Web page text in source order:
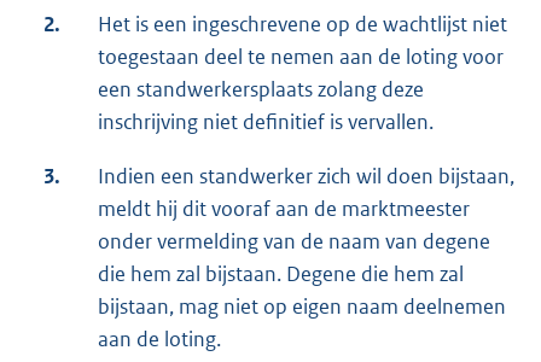
2.
Het is een ingeschrevene op de wachtlijst niet
toegestaan deel te nemen aan de loting voor
een standwerkersplaats zolang deze
inschrijving niet definitief is vervallen.
3.
Indien een standwerker zich wil doen bijstaan,
meldt hij dit vooraf aan de marktmeester
onder vermelding van de naam van degene
die hem zal bijstaan. Degene die hem zal
bijstaan, mag niet op eigen naam deelnemen
aan de loting.